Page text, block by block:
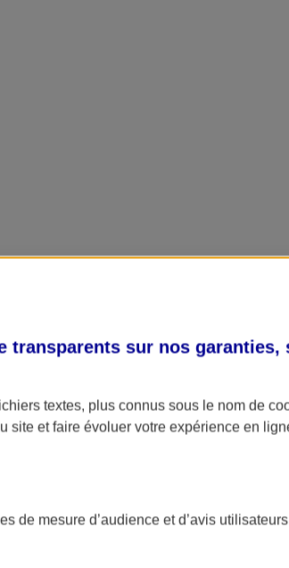
transparents sur nos
textes, plus connus sous le nom de
site et faire évoluer votre expérience en
de mesure d’audience et d’avis